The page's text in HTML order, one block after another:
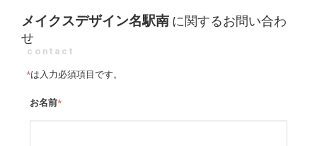
メイクスデザイン名駅南 に関するお問い合わ
せ
contact
*は入力必須項目です。
お名前*